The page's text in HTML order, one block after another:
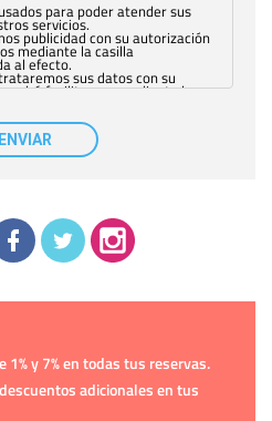
para poder atender sus
servicios.
publicidad con su autorización
mediante la casilla
al efecto.
sus datos con su
facilitarnos mediante la
general, sólo el personal de
autorizado podrá
que le pedimos. No se
tratamos sus datos en la
ENVIAR
y 7% en todas tus reservas.
adicionales en tus